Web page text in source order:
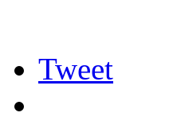
Tweet